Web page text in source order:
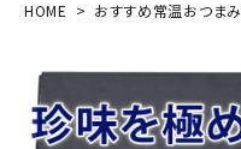
商品カテゴリー
HOME おすすめ常温おつまみ